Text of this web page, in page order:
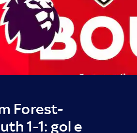
Forest-
1-1: gol e